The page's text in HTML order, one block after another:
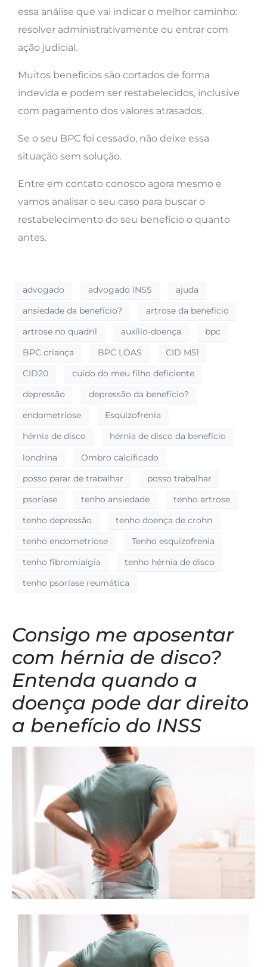
essa análise que vai indicar o melhor caminho:
resolver administrativamente ou entrar com
ação judicial.
Muitos benefícios são cortados de forma
indevida e podem ser restabelecidos, inclusive
com pagamento dos valores atrasados.
Se o seu BPC foi cessado, não deixe essa
situação sem solução.
Entre em contato conosco agora mesmo e
vamos analisar o seu caso para buscar o
restabelecimento do seu benefício o quanto
antes.
advogado advogado INSS
ajuda
ansiedade da benefício?
artrose da benefício
artrose no quadril
auxílio-doença
bpc
BPC criança
BPC LOAS
CID M51
CID20
cuido do meu filho deficiente
depressão
depressão da benefício?
endometriose
Esquizofrenia
hérnia de disco
hérnia de disco da benefício
londrina
Ombro calcificado
posso parar de trabalhar
posso trabalhar
psoríase
tenho ansiedade
tenho artrose
tenho depressão
tenho doença de crohn
tenho endometriose
Tenho esquizofrenia
tenho fibromialgia
tenho hérnia de disco
tenho psoríase reumática
Consigo me aposentar
com hérnia de disco?
Entenda quando a
doença pode dar direito
a benefício do INSS